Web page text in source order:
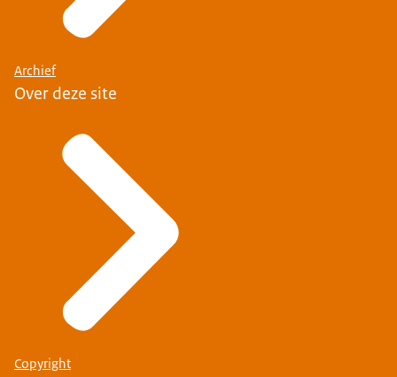
Archief
Over deze site
Copyright